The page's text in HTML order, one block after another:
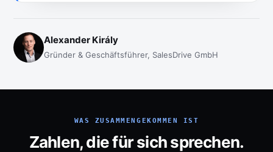
Alexander Király
Gründer & Geschäftsführer, SalesDrive GmbH
WAS ZUSAMMENGEKOMMEN IST
Zahlen, die für sich sprechen.